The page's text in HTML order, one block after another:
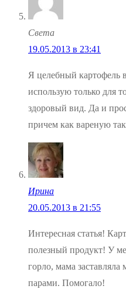
Света
19.05.2013 в 23:41
Я целебный картофель
использую только для
здоровый вид. Да и
причем как вареную
Ирина
20.05.2013 в 21:55
Интересная статья!
полезный продукт! У
горло, мама
парами. Помогало!